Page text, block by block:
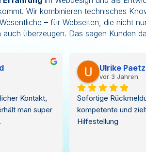
Wir kombinieren technisches
– für Webseiten, die nicht
auch überzeugen. Das sagen Kunden
Alex R
vor 6 Jahren
Top Provider. Hat
Jahre begleitet mit
Ich hatte über 10